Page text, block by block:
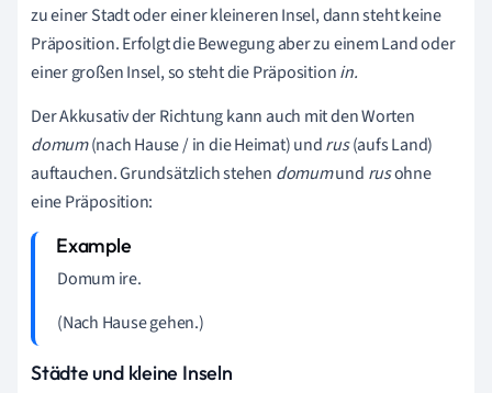
zu einer Stadt oder einer kleineren Insel, dann steht keine
Präposition. Erfolgt die Bewegung aber zu einem Land oder
einer großen Insel, so steht die Präpositionin.
Der Akkusativ der Richtung kann auch mit den Worten
domum(nach Hause / in die Heimat) undrus(aufs Land)
auftauchen. Grundsätzlich stehen domumund rusohne
eine Präposition:
Domum ire.
(Nach Hause gehen.)
Städte und kleine Inseln